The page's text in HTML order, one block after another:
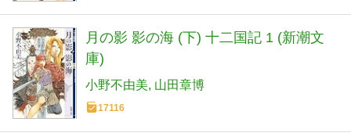
月の影 影の海 (下) 十二国記 1 (新潮文
庫)
小野不由美 山田章博
17116